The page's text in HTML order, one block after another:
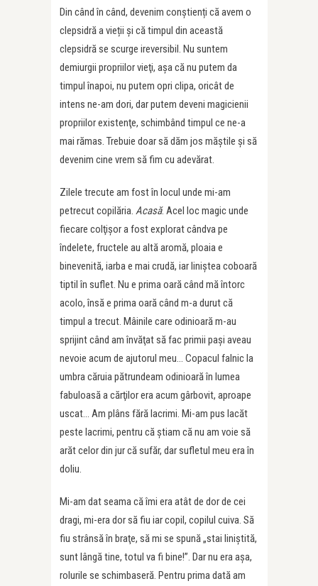
Din când în când, devenim conștienți că avem o
clepsidră a vieții şi că timpul din această
clepsidră se scurge ireversibil. Nu suntem
demiurgii propriilor vieţi, aşa că nu putem da
timpul înapoi, nu putem opri clipa, oricât de
intens ne-am dori, dar putem deveni magicienii
propriilor existenţe, schimbând timpul ce ne-a
mai rămas. Trebuie doar să dăm jos măştile şi să
devenim cine vrem să fim cu adevărat.
Zilele trecute am fost în locul unde mi-am
petrecut copilăria. Acasă. Acel loc magic unde
fiecare colţişor a fost explorat cândva pe
îndelete, fructele au altă aromă, ploaia e
binevenită, iarba e mai crudă, iar liniştea coboară
tiptil în suflet. Nu e prima oară când mă întorc
acolo, însă e prima oară când m-a durut că
timpul a trecut. Mâinile care odinioară m-au
sprijint când am învăţat să fac primii paşi aveau
nevoie acum de ajutorul meu… Copacul falnic la
umbra căruia pătrundeam odinioară în lumea
fabuloasă a cărţilor era acum gârbovit, aproape
uscat… Am plâns fără lacrimi. Mi-am pus lacăt
peste lacrimi, pentru că ştiam că nu am voie să
arăt celor din jur că sufăr, dar sufletul meu era în
doliu.
Mi-am dat seama că îmi era atât de dor de cei
dragi, mi-era dor să fiu iar copil, copilul cuiva. Să
fiu strânsă în braţe, să mi se spună „stai liniştită,
sunt lângă tine, totul va fi bine!”. Dar nu era aşa,
rolurile se schimbaseră. Pentru prima dată am